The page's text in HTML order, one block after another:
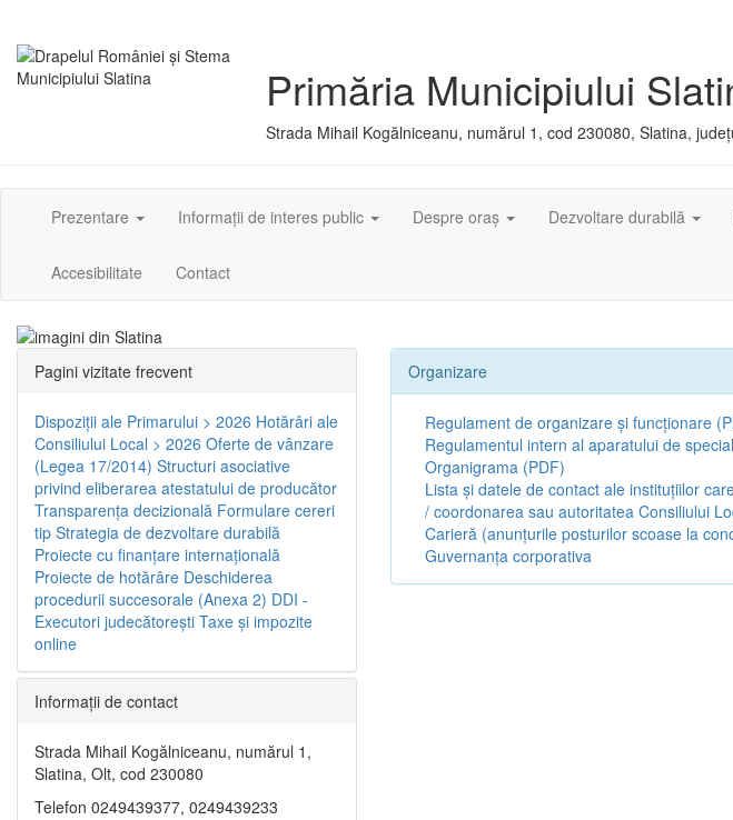
Primăria Municipiului
Strada Mihail Kogălniceanu, numărul 1, cod 230080, Slatina,
Prezentare Informații de interes public Despre oraș Dezvoltare durabilă
Accesibilitate Contact
Organizare
Regulament de organizare și funcționare
Regulamentul intern al aparatului de
Organigrama (PDF)
Lista și datele de contact ale instituțiilor
/ coordonarea sau autoritatea Consiliului
Carieră (anunțurile posturilor scoase la
Guvernanța corporativa
Pagini vizitate frecvent
Dispoziţii ale Primarului > 2026 Hotărâri ale
Consiliului Local > 2026 Oferte de vânzare
(Legea 17/2014) Structuri asociative
privind eliberarea atestatului de producător
Transparenţa decizională Formulare cereri
tip Strategia de dezvoltare durabilă
Proiecte cu finanţare internaţională
Proiecte de hotărâre Deschiderea
procedurii succesorale (Anexa 2) DDI -
Executori judecătorești Taxe şi impozite
online
Informaţii de contact
Strada Mihail Kogălniceanu, numărul 1,
Slatina, Olt, cod 230080
Telefon 0249439377, 0249439233